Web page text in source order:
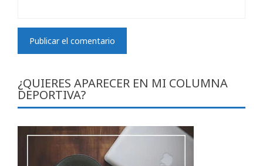
¿QUIERES APARECER EN MI COLUMNA
DEPORTIVA?